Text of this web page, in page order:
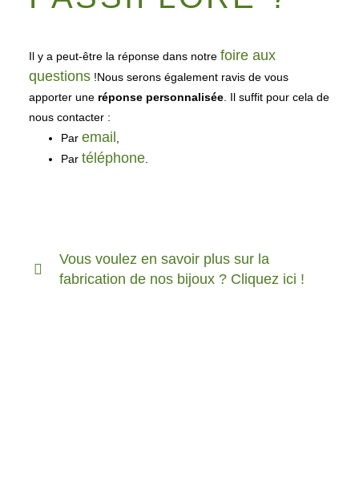
Il y a peut-être la réponse dans notre foire aux
questions !Nous serons également ravis de vous
apporter une réponse personnalisée . Il suffit pour cela de
nous contacter :
Par email
Par téléphone
Vous voulez en savoir plus sur la
fabrication de nos bijoux ? Cliquez ici !